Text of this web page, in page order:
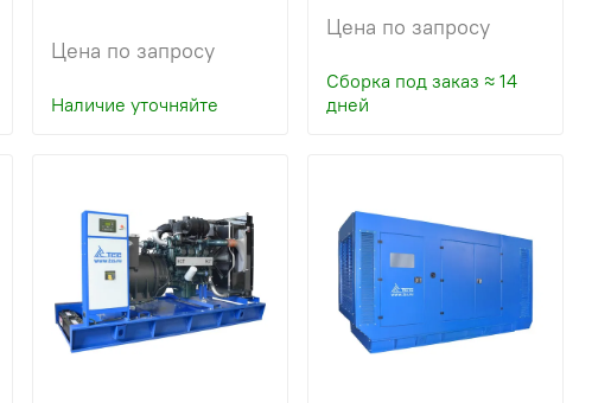
Наличие уточняйте
Цена по запросу
Сборка под заказ ≈ 14
дней
Цена по запросу